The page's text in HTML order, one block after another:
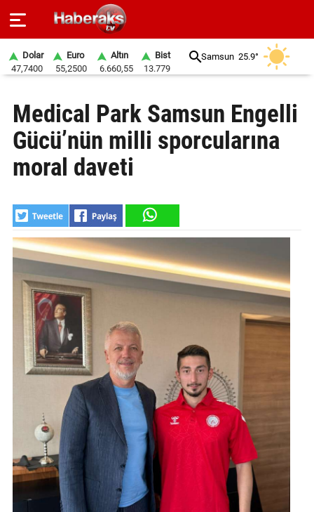
SPOR
YAŞAM
BELEDİYELER
SAĞLIK
SİYASET
EĞİTİM
GALERİ
VİDEO
YAZARLAR
BİZE
ULAŞIN
Künye
İletişim
Dolar
47,7400
Euro
55,2500
Altın
6.660,55
Bist
13.779
Samsun 25.9°
Medical Park Samsun Engelli
Gücü’nün milli sporcularına
moral daveti